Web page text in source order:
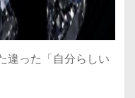
違った「自分らしい